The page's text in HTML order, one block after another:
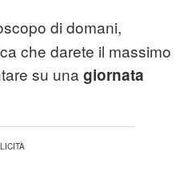
di domani,
che darete il massimo
su una giornata